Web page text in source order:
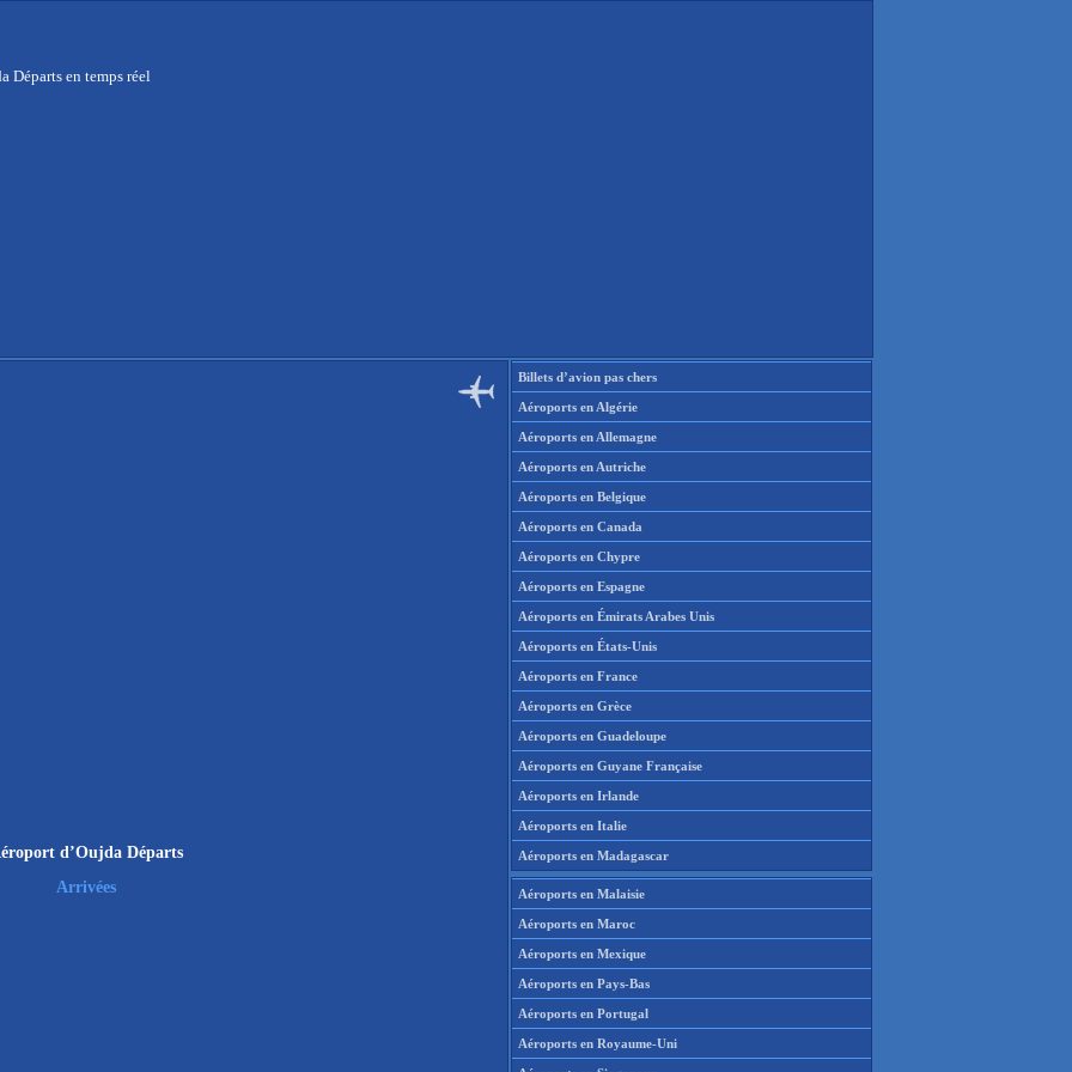
Départs en temps réel
d’Oujda Départs
Arrivées
Billets d’avion pas chers
Aéroports en Algérie
Aéroports en Allemagne
Aéroports en Autriche
Aéroports en Belgique
Aéroports en Canada
Aéroports en Chypre
Aéroports en Espagne
Aéroports en Émirats Arabes Unis
Aéroports en États-Unis
Aéroports en France
Aéroports en Grèce
Aéroports en Guadeloupe
Aéroports en Guyane Française
Aéroports en Irlande
Aéroports en Italie
Aéroports en Madagascar
Aéroports en Malaisie
Aéroports en Maroc
Aéroports en Mexique
Aéroports en Pays-Bas
Aéroports en Portugal
Aéroports en Royaume-Uni